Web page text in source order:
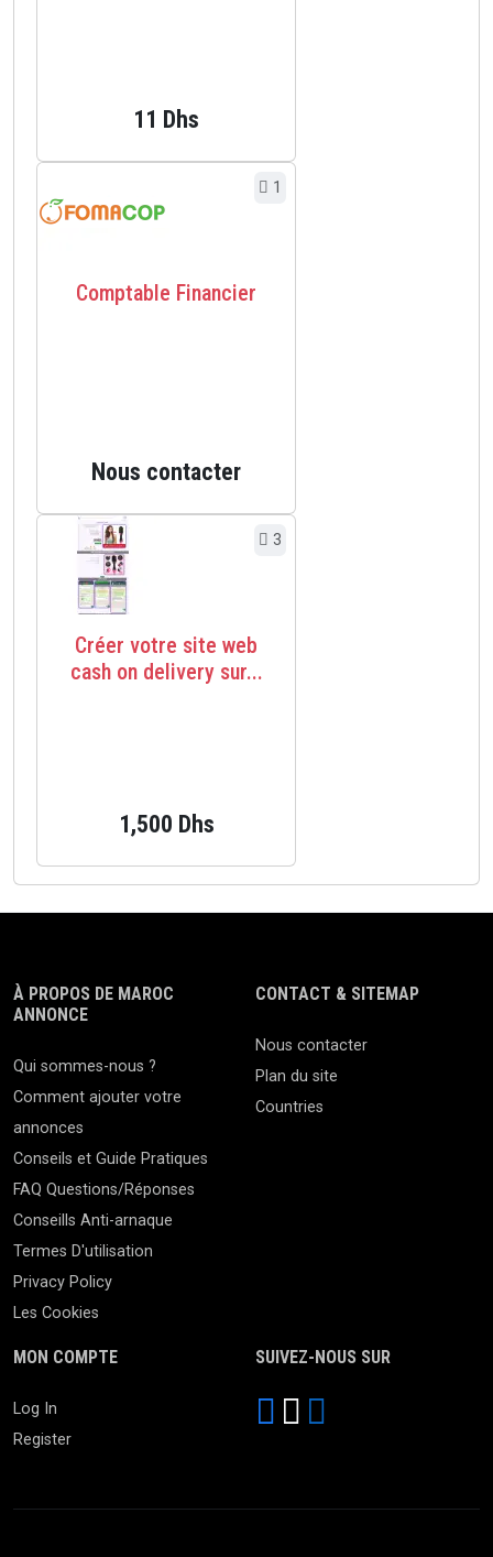
11 Dhs
1
Comptable Financier
Nous contacter
3
Créer votre site web
cash on delivery sur...
1,500 Dhs
À PROPOS DE MAROC
ANNONCE
Qui sommes-nous ?
Comment ajouter votre
annonces
Conseils et Guide Pratiques
FAQ Questions/Réponses
Conseills Anti-arnaque
Termes D'utilisation
Privacy Policy
Les Cookies
CONTACT & SITEMAP
Nous contacter
Plan du site
Countries
MON COMPTE
Log In
Register
SUIVEZ-NOUS SUR